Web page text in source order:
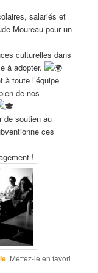
salariés et
Moureau pour un
culturelles dans
à adopter.
à toute l’équipe
de nos
de soutien au
ces
!
. Mettez-le en favori